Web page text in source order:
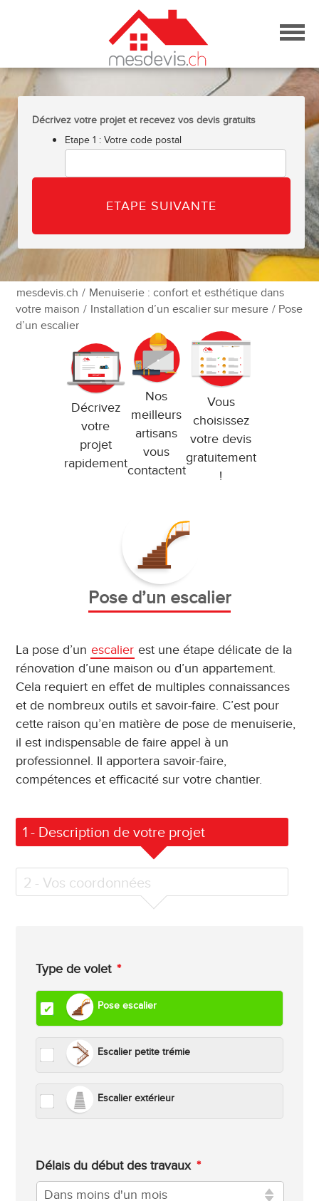
Décrivez votre projet et recevez vos devis gratuits
Etape 1 : Votre code postal
Décrivez
votre
projet
rapidement
Nos
meilleurs
artisans
vous
contactent
Vous
choisissez
votre devis
gratuitement
!
Pose d’un escalier
La pose d’un escalier est une étape délicate de la
rénovation d’une maison ou d’un appartement.
Cela requiert en effet de multiples connaissances
et de nombreux outils et savoir-faire. C’est pour
cette raison qu’en matière de pose de menuiserie,
il est indispensable de faire appel à un
professionnel. Il apportera savoir-faire,
compétences et efficacité sur votre chantier.
1 - Description de votre projet
2 - Vos coordonnées
Type de volet *
Pose escalier
Escalier petite trémie
Escalier extérieur
Délais du début des travaux *
mesdevis.ch / Menuiserie : confort et esthétique dans
votre maison / Installation d’un escalier sur mesure / Pose
d’un escalier